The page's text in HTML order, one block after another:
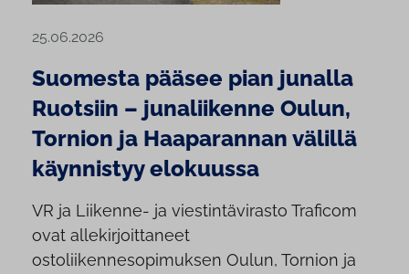
25.06.2026
Suomesta pääsee pian junalla
Ruotsiin – junaliikenne Oulun,
Tornion ja Haaparannan välillä
käynnistyy elokuussa
VR ja Liikenne- ja viestintävirasto Traficom
ovat allekirjoittaneet
ostoliikennesopimuksen Oulun, Tornion ja